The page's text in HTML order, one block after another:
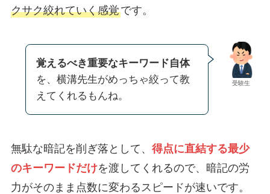
クサク絞れていく感覚です。
受験生
覚えるべき重要なキーワード自体
を、横溝先生がめっちゃ絞って教
えてくれるもんね。
無駄な暗記を削ぎ落として、 得点に直結する最少
のキーワードだけを渡してくれるので、暗記の労
力がそのまま点数に変わるスピードが速いです。